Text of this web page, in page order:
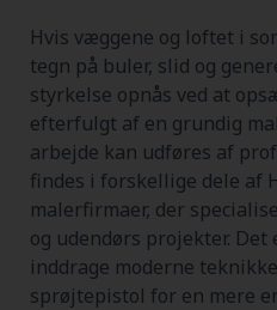
Hvis væggene og loftet i
tegn på buler, slid og
styrkelse opnås ved at
efterfulgt af en grundig
arbejde kan udføres af
findes i forskellige dele af
malerfirmaer, der
og udendørs projekter.
inddrage moderne
sprøjtepistol for en mere